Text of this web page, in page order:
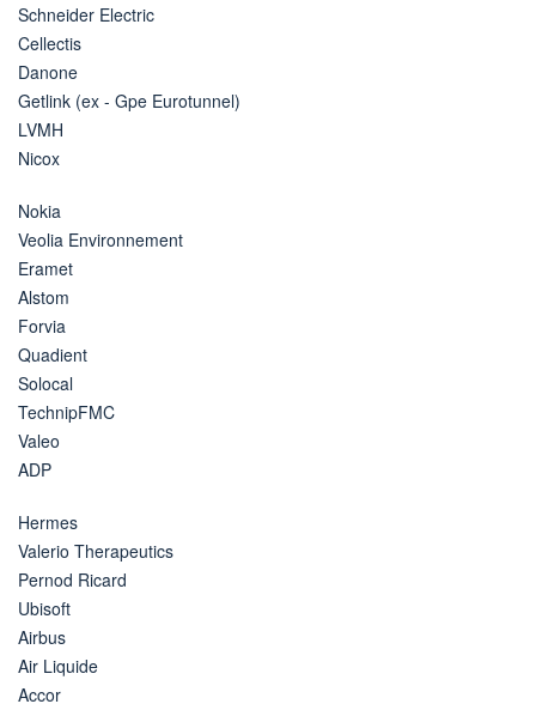
Schneider Electric
Cellectis
Danone
Getlink (ex - Gpe Eurotunnel)
LVMH
Nicox
Nokia
Veolia Environnement
Eramet
Alstom
Forvia
Quadient
Solocal
TechnipFMC
Valeo
ADP
Hermes
Valerio Therapeutics
Pernod Ricard
Ubisoft
Airbus
Air Liquide
Accor